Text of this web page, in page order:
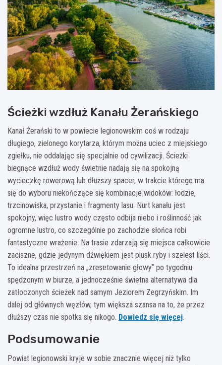
Ścieżki wzdłuż Kanału Żerańskiego
Kanał Żerański to w powiecie legionowskim coś w rodzaju
długiego, zielonego korytarza, którym można uciec z miejskiego
zgiełku, nie oddalając się specjalnie od cywilizacji. Ścieżki
biegnące wzdłuż wody świetnie nadają się na spokojną
wycieczkę rowerową lub dłuższy spacer, w trakcie którego ma
się do wyboru niekończące się kombinacje widoków: łodzie,
trzcinowiska, przystanie i fragmenty lasu. Nurt kanału jest
spokojny, więc lustro wody często odbija niebo i roślinność jak
ogromne lustro, co szczególnie po zachodzie słońca robi
fantastyczne wrażenie. Na trasie zdarzają się miejsca całkowicie
zaciszne, gdzie jedynym dźwiękiem jest plusk ryby i szelest liści.
To idealna przestrzeń na „zresetowanie głowy” po tygodniu
spędzonym w biurze, a jednocześnie świetna alternatywa dla
zatłoczonych ścieżek nad samym Jeziorem Zegrzyńskim. Im
dalej od głównych węzłów, tym większa szansa na to, że przez
dłuższy czas nie spotka się nikogo. Dowiedz się więcej.
Podsumowanie
Powiat legionowski kryje w sobie znacznie więcej niż tylko